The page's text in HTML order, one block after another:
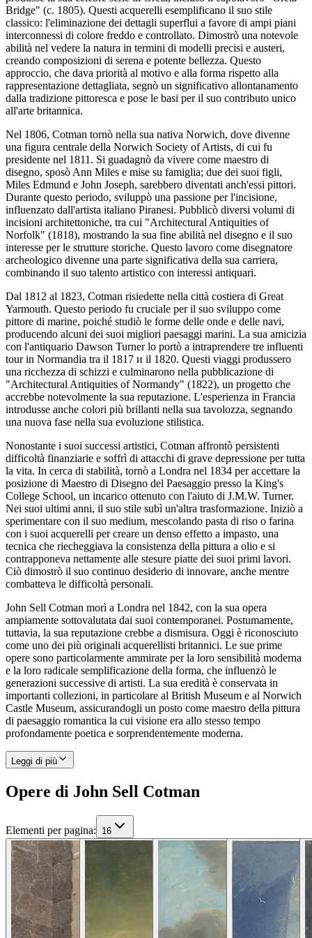
Bridge" (c. 1805). Questi acquerelli esemplificano il suo stile
classico: l'eliminazione dei dettagli superflui a favore di ampi piani
interconnessi di colore freddo e controllato. Dimostrò una notevole
abilità nel vedere la natura in termini di modelli precisi e austeri,
creando composizioni di serena e potente bellezza. Questo
approccio, che dava priorità al motivo e alla forma rispetto alla
rappresentazione dettagliata, segnò un significativo allontanamento
dalla tradizione pittoresca e pose le basi per il suo contributo unico
all'arte britannica.
Nel 1806, Cotman tornò nella sua nativa Norwich, dove divenne
una figura centrale della Norwich Society of Artists, di cui fu
presidente nel 1811. Si guadagnò da vivere come maestro di
disegno, sposò Ann Miles e mise su famiglia; due dei suoi figli,
Miles Edmund e John Joseph, sarebbero diventati anch'essi pittori.
Durante questo periodo, sviluppò una passione per l'incisione,
influenzato dall'artista italiano Piranesi. Pubblicò diversi volumi di
incisioni architettoniche, tra cui "Architectural Antiquities of
Norfolk" (1818), mostrando la sua fine abilità nel disegno e il suo
interesse per le strutture storiche. Questo lavoro come disegnatore
archeologico divenne una parte significativa della sua carriera,
combinando il suo talento artistico con interessi antiquari.
Dal 1812 al 1823, Cotman risiedette nella città costiera di Great
Yarmouth. Questo periodo fu cruciale per il suo sviluppo come
pittore di marine, poiché studiò le forme delle onde e delle navi,
producendo alcuni dei suoi migliori paesaggi marini. La sua amicizia
con l'antiquario Dawson Turner lo portò a intraprendere tre influenti
tour in Normandia tra il 1817 и il 1820. Questi viaggi produssero
una ricchezza di schizzi e culminarono nella pubblicazione di
"Architectural Antiquities of Normandy" (1822), un progetto che
accrebbe notevolmente la sua reputazione. L'esperienza in Francia
introdusse anche colori più brillanti nella sua tavolozza, segnando
una nuova fase nella sua evoluzione stilistica.
Nonostante i suoi successi artistici, Cotman affrontò persistenti
difficoltà finanziarie e soffrì di attacchi di grave depressione per tutta
la vita. In cerca di stabilità, tornò a Londra nel 1834 per accettare la
posizione di Maestro di Disegno del Paesaggio presso la King's
College School, un incarico ottenuto con l'aiuto di J.M.W. Turner.
Nei suoi ultimi anni, il suo stile subì un'altra trasformazione. Iniziò a
sperimentare con il suo medium, mescolando pasta di riso o farina
con i suoi acquerelli per creare un denso effetto a impasto, una
tecnica che riecheggiava la consistenza della pittura a olio e si
contrapponeva nettamente alle stesure piatte dei suoi primi lavori.
Ciò dimostrò il suo continuo desiderio di innovare, anche mentre
combatteva le difficoltà personali.
John Sell Cotman morì a Londra nel 1842, con la sua opera
ampiamente sottovalutata dai suoi contemporanei. Postumamente,
tuttavia, la sua reputazione crebbe a dismisura. Oggi è riconosciuto
come uno dei più originali acquerellisti britannici. Le sue prime
opere sono particolarmente ammirate per la loro sensibilità moderna
e la loro radicale semplificazione della forma, che influenzò le
generazioni successive di artisti. La sua eredità è conservata in
importanti collezioni, in particolare al British Museum e al Norwich
Castle Museum, assicurandogli un posto come maestro della pittura
di paesaggio romantica la cui visione era allo stesso tempo
profondamente poetica e sorprendentemente moderna.
Leggi di più
Opere di John Sell Cotman
Elementi per pagina: 16